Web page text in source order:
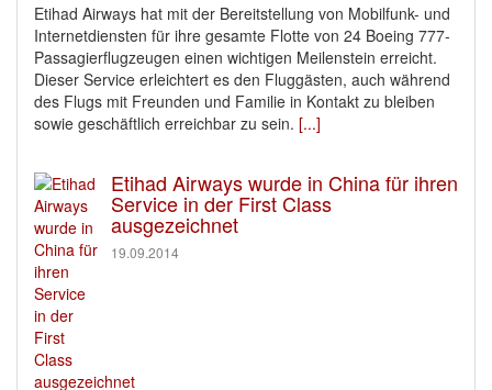
Etihad Airways hat mit der Bereitstellung von Mobilfunk- und
Internetdiensten für ihre gesamte Flotte von 24 Boeing 777-
Passagierflugzeugen einen wichtigen Meilenstein erreicht.
Dieser Service erleichtert es den Fluggästen, auch während
des Flugs mit Freunden und Familie in Kontakt zu bleiben
sowie geschäftlich erreichbar zu sein. [...]
Etihad Airways wurde in China für ihren
Service in der First Class
ausgezeichnet
19.09.2014